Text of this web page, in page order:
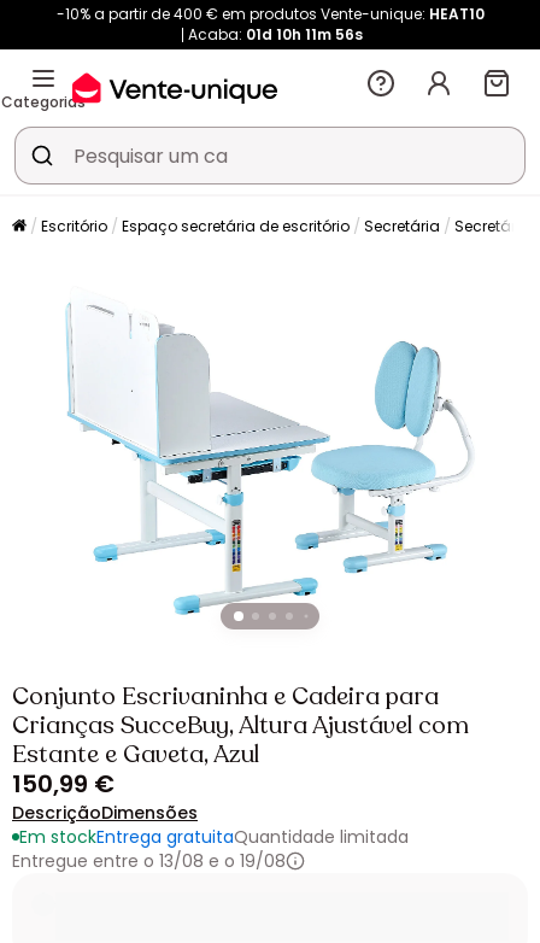
-10% a partir de 400 € em produtos Vente-unique: HEAT10
Acaba: 01d 10h 11m 55s
Categorias
Escritório Espaço secretária de escritório Secretária Secretária
Conjunto Escrivaninha e Cadeira para
Crianças SucceBuy, Altura Ajustável com
Estante e Gaveta, Azul
150,99 €
DescriçãoDimensões
Em stockEntrega gratuitaQuantidade limitada
Entregue entre o 13/08 e o 19/08